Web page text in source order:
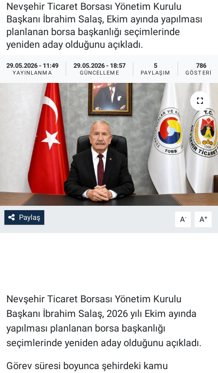
Nevşehir Ticaret Borsası Yönetim Kurulu
Başkanı İbrahim Salaş, Ekim ayında yapılması
planlanan borsa başkanlığı seçimlerinde
yeniden aday olduğunu açıkladı.
29.05.2026 - 11:49
YAYINLANMA
29.05.2026 - 18:57
GÜNCELLEME
5
PAYLAŞIM
786
GÖSTERIM
Paylaş A- A+
Nevşehir Ticaret Borsası Yönetim Kurulu
Başkanı İbrahim Salaş, 2026 yılı Ekim ayında
yapılması planlanan borsa başkanlığı
seçimlerinde yeniden aday olduğunu açıkladı.
Görev süresi boyunca şehirdeki kamu
Sağlık
Yerel
Genel
Asayiş
İlan - Duyuru- Mesaj
Türkiye Gündemi
Sizden Gelenler
Yaşam
Sağlık
Eğitim
Kültür
3.Sayfa
Medya
Kayseri
Niğde
Aksaray
İlan - Duyuru- Mesaj
Türkiye Gündemi
Sizden Gelenler